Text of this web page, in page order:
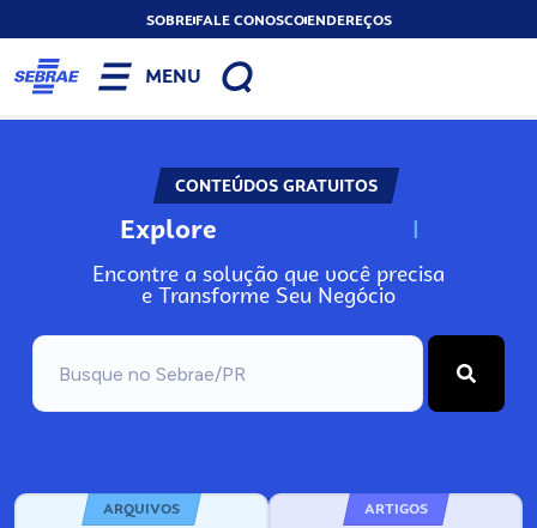
SOBREFALE CONOSCOENDEREÇOS
MENU
CONTEÚDOS GRATUITOS
Explore N
Encontre a solução que você precisa
e Transforme Seu Negócio
ARQUIVOS ARTIGOS